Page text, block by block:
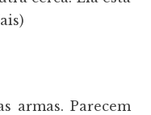
armas. Parecem